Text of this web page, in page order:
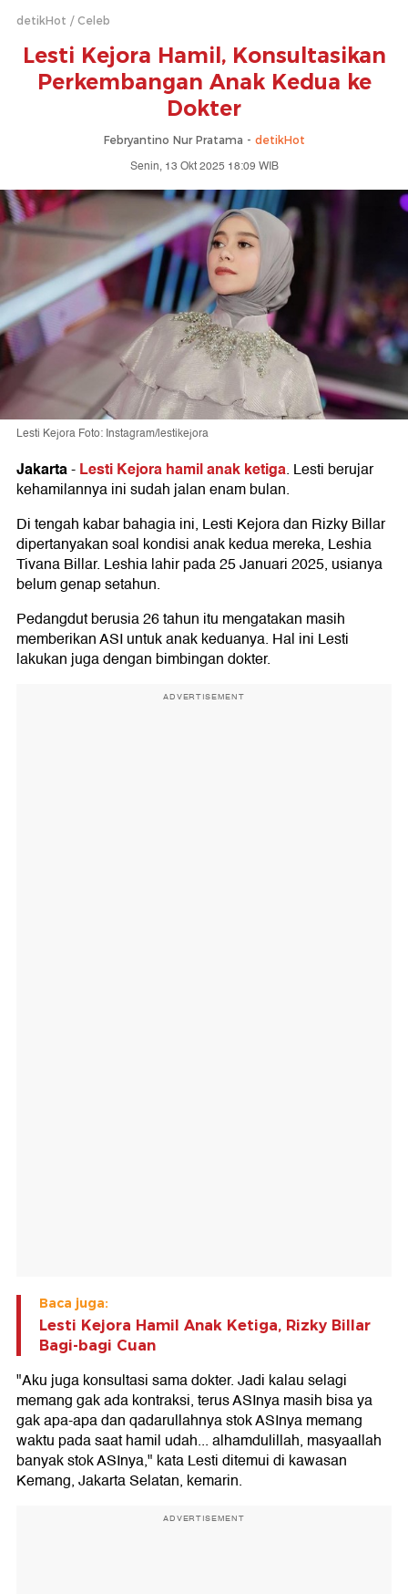
detikHot Celeb
Lesti Kejora Hamil, Konsultasikan
Perkembangan Anak Kedua ke
Dokter
Febryantino Nur Pratama - detikHot
Senin, 13 Okt 2025 18:09 WIB
Lesti Kejora Foto: Instagram/lestikejora
Jakarta-Lesti Kejora hamil anak ketiga. Lesti berujar
kehamilannya ini sudah jalan enam bulan.
Di tengah kabar bahagia ini, Lesti Kejora dan Rizky Billar
dipertanyakan soal kondisi anak kedua mereka, Leshia
Tivana Billar. Leshia lahir pada 25 Januari 2025, usianya
belum genap setahun.
Pedangdut berusia 26 tahun itu mengatakan masih
memberikan ASI untuk anak keduanya. Hal ini Lesti
lakukan juga dengan bimbingan dokter.
ADVERTISEMENT
Baca juga:
Lesti Kejora Hamil Anak Ketiga, Rizky Billar
Bagi-bagi Cuan
"Aku juga konsultasi sama dokter. Jadi kalau selagi
memang gak ada kontraksi, terus ASInya masih bisa ya
gak apa-apa dan qadarullahnya stok ASInya memang
waktu pada saat hamil udah... alhamdulillah, masyaallah
banyak stok ASInya," kata Lesti ditemui di kawasan
Kemang, Jakarta Selatan, kemarin.
ADVERTISEMENT